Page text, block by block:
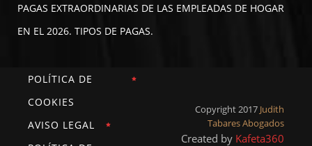
PAGAS EXTRAORDINARIAS DE LAS EMPLEADAS DE HOGAR
EN EL 2026. TIPOS DE PAGAS.
POLÍTICA DE
COOKIES
AVISO LEGAL
Copyright 2017 Judith
Tabares Abogados
Created by Kafeta360